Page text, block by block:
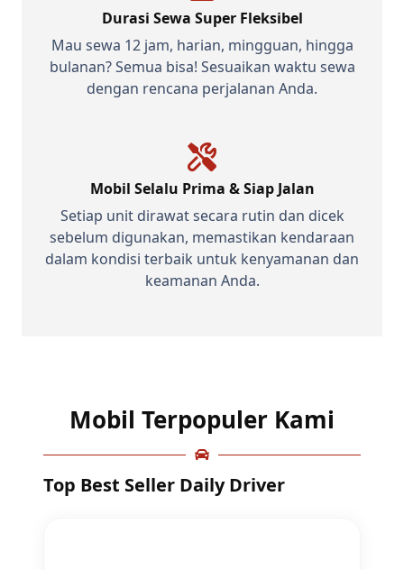
Durasi Sewa Super Fleksibel
Mau sewa 12 jam, harian, mingguan, hingga
bulanan? Semua bisa! Sesuaikan waktu sewa
dengan rencana perjalanan Anda.
Mobil Selalu Prima & Siap Jalan
Setiap unit dirawat secara rutin dan dicek
sebelum digunakan, memastikan kendaraan
dalam kondisi terbaik untuk kenyamanan dan
keamanan Anda.
Mobil Terpopuler Kami
Top Best Seller Daily Driver